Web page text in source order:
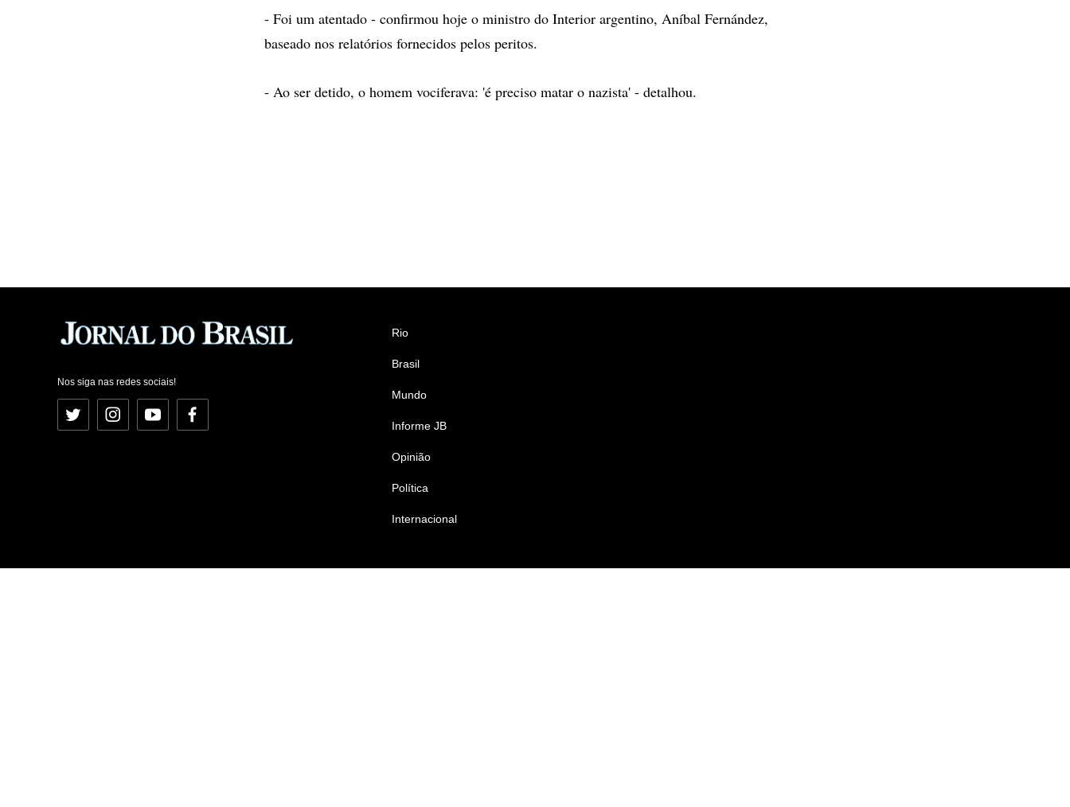
- Foi um atentado - confirmou hoje o ministro do Interior argentino, Aníbal Fernández,
baseado nos relatórios fornecidos pelos peritos.
- Ao ser detido, o homem vociferava: 'é preciso matar o nazista' - detalhou.
Nos siga nas redes sociais!
Twitter InstagramYouTubeFacebook
Rio
Brasil
Mundo
Informe JB
Opinião
Política
Internacional